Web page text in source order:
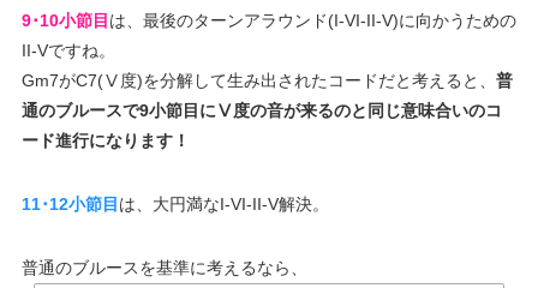
9･10小節目 は、最後のターンアラウンド(I-VI-II-V)に向かうための
II-Vですね。
Gm7がC7(Ⅴ度)を分解して生み出されたコードだと考えると、 普
通のブルースで9小節目にⅤ度の音が来るのと同じ意味合いのコ
ード進行になります！
11･12小節目 は、大円満なI-VI-II-V解決。
普通のブルースを基準に考えるなら、